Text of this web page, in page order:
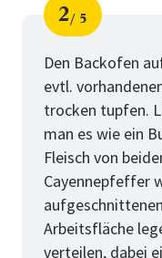
Schritt
2
von
5
Den Backofen
evtl.
trocken tupfen.
man es wie ein
Fleisch von
Cayennepfeffer
Arbeitsfläche
verteilen, dabei